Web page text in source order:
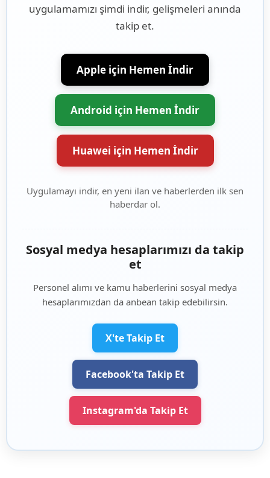
uygulamamızı şimdi indir, gelişmeleri anında
takip et.
Apple için Hemen İndir
Android için Hemen İndir
Huawei için Hemen İndir
Uygulamayı indir, en yeni ilan ve haberlerden ilk sen
haberdar ol.
Sosyal medya hesaplarımızı da takip
et
Personel alımı ve kamu haberlerini sosyal medya
hesaplarımızdan da anbean takip edebilirsin.
X'te Takip Et
Facebook'ta Takip Et
Instagram'da Takip Et